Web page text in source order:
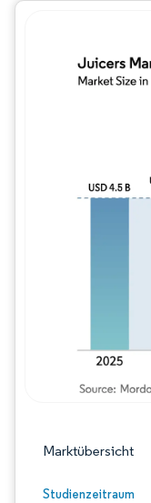
Marktübersicht
Studienzeitraum